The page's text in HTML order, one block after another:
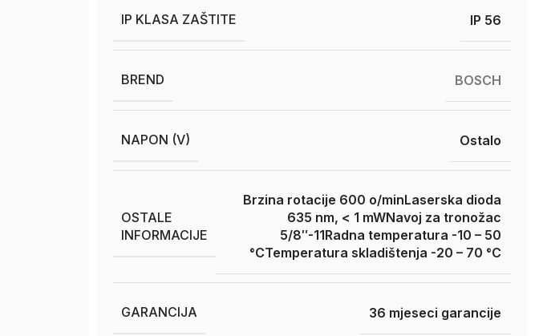
IP KLASA ZAŠTITE IP 56
BREND BOSCH
NAPON (V) Ostalo
OSTALE
INFORMACIJE
Brzina rotacije 600 o/minLaserska dioda
635 nm, < 1 mWNavoj za tronožac
5/8″-11Radna temperatura -10 – 50
°CTemperatura skladištenja -20 – 70 °C
GARANCIJA 36 mjeseci garancije